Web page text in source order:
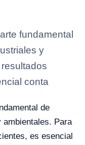
fundamental
y
conta
de
Para
es esencial